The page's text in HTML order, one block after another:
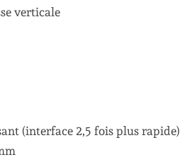
verticale
(interface 2,5 fois plus rapide)